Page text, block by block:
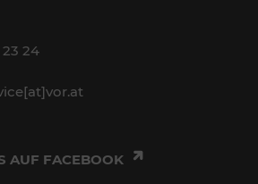
24
AUF FACEBOOK